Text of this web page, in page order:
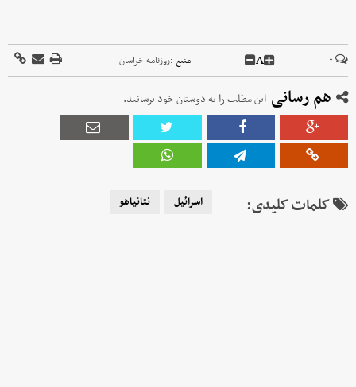
۰ A منبع :روزنامه خراسان
هم رسانی این مطلب را به دوستان خود برسانید.
کلمات کلیدی: اسرائیل نتانیاهو